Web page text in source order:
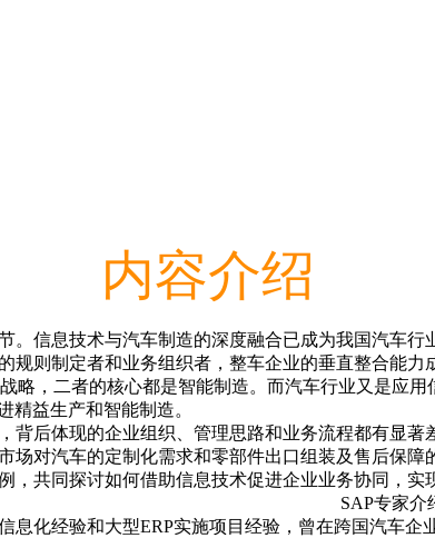
内容介绍
。信息技术与汽车制造的深度融合已成为我国汽车
则制定者和业务组织者，整车企业的垂直整合能力
略，二者的核心都是智能制造。而汽车行业又是应
精益生产和智能制造。
背后体现的企业组织、管理思路和业务流程都有显
对汽车的定制化需求和零部件出口组装及售后保障
，共同探讨如何借助信息技术促进企业业务协同，
家介
化经验和大型ERP实施项目经验，曾在跨国汽车